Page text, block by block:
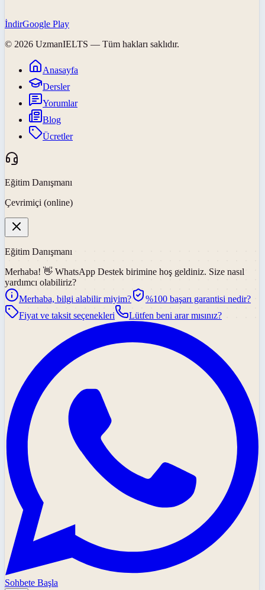
İndirGoogle Play
© 2026 UzmanIELTS — Tüm hakları saklıdır.
Anasayfa
Dersler
Yorumlar
Blog
Ücretler
Eğitim Danışmanı
Çevrimiçi (online)
Eğitim Danışmanı
Merhaba! 👋 WhatsApp Destek birimine hoş geldiniz. Size nasıl
yardımcı olabiliriz?
Merhaba, bilgi alabilir miyim?
%100 başarı garantisi nedir?
Fiyat ve taksit seçenekleri
Lütfen beni arar mısınız?
Sohbete Başla